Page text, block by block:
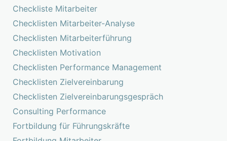
Checkliste Mitarbeiter
Checklisten Mitarbeiter-Analyse
Checklisten Mitarbeiterführung
Checklisten Motivation
Checklisten Performance Management
Checklisten Zielvereinbarung
Checklisten Zielvereinbarungsgespräch
Consulting Performance
Fortbildung für Führungskräfte